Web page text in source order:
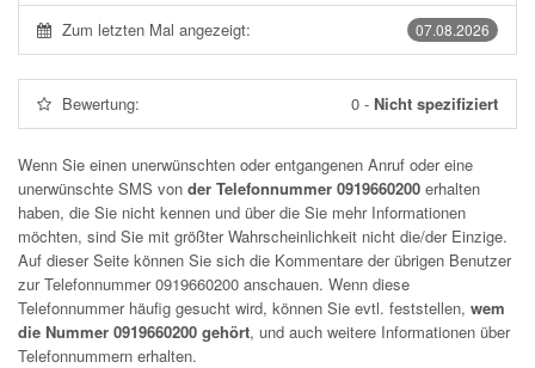
07.08.2026
Zum letzten Mal angezeigt:
Bewertung: 0 - Nicht spezifiziert
Wenn Sie einen unerwünschten oder entgangenen Anruf oder eine
unerwünschte SMS von der Telefonnummer 0919660200 erhalten
haben, die Sie nicht kennen und über die Sie mehr Informationen
möchten, sind Sie mit größter Wahrscheinlichkeit nicht die/der Einzige.
Auf dieser Seite können Sie sich die Kommentare der übrigen Benutzer
zur Telefonnummer0919660200 anschauen. Wenn diese
Telefonnummer häufig gesucht wird, können Sie evtl. feststellen, wem
die Nummer 0919660200 gehört, und auch weitere Informationen über
Telefonnummern erhalten.